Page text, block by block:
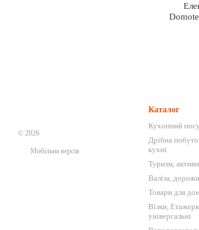
© 2026
Мобільна версія
Каталог
Кухонний
Дрібна
кухні
Туризм,
Валіза,
Товари для
Візки,
універсальні